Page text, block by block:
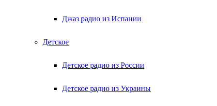
Джаз радио из Испании
Детское
Детское радио из России
Детское радио из Украины